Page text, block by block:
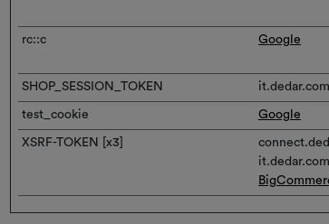
rc::c Google
SHOP_SESSION_TOKEN it.dedar.com
test_cookie Google
XSRF-TOKEN [x3]
it.dedar.com